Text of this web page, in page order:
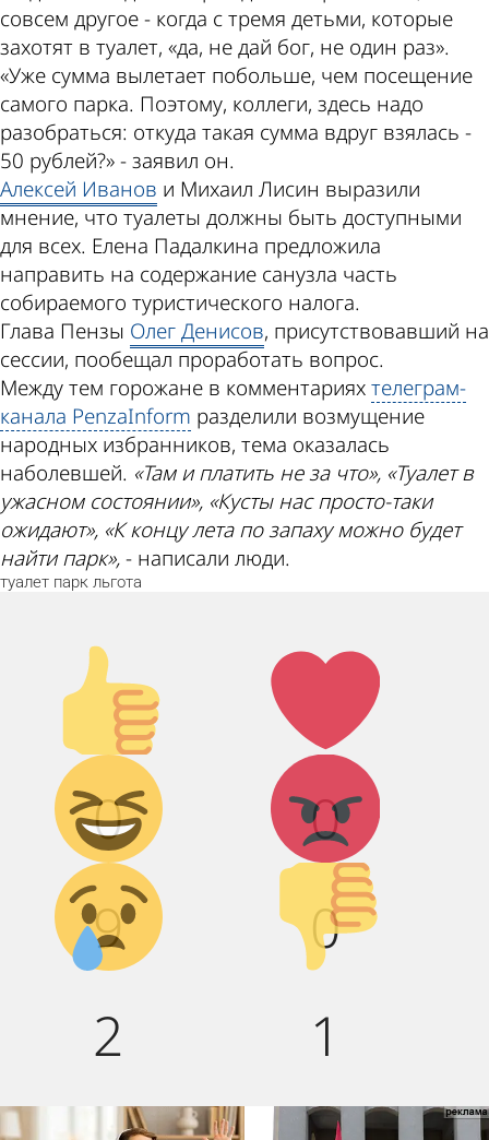
совсем другое - когда с тремя детьми, которые
захотят в туалет, «да, не дай бог, не один раз».
«Уже сумма вылетает побольше, чем посещение
самого парка. Поэтому, коллеги, здесь надо
разобраться: откуда такая сумма вдруг взялась -
50 рублей?» - заявил он.
Алексей Иванов и Михаил Лисин выразили
мнение, что туалеты должны быть доступными
для всех. Елена Падалкина предложила
направить на содержание санузла часть
собираемого туристического налога.
Глава Пензы Олег Денисов, присутствовавший на
сессии, пообещал проработать вопрос.
Между тем горожане в комментарияхтелеграм-
канала PenzaInform разделили возмущение
народных избранников, тема оказалась
наболевшей. «Там и платить не за что», «Туалет в
ужасном состоянии», «Кусты нас просто-таки
ожидают», «К концу лета по запаху можно будет
найти парк»,- написали люди.
туалет парк льгота
Палец
вверх!
0
Лайк!
0
Дикий
смех!
9
Агрессия!
0
Грусть :(
2
Палец
вниз!
1